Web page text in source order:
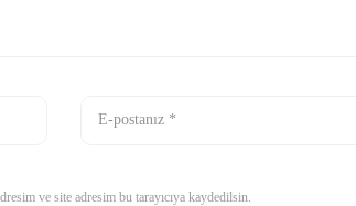
ve site adresim bu tarayıcıya kaydedilsin.